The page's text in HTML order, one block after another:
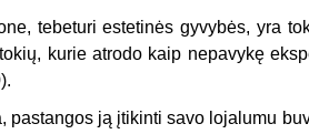
tebeturi estetinės gyvybės, yra
kurie atrodo kaip nepavykę
pastangos ją įtikinti savo lojalumu